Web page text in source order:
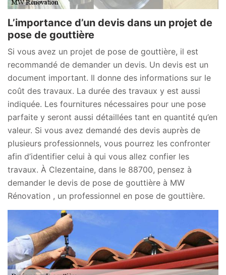
L’importance d’un devis dans un projet de
pose de gouttière
Si vous avez un projet de pose de gouttière, il est
recommandé de demander un devis. Un devis est un
document important. Il donne des informations sur le
coût des travaux. La durée des travaux y est aussi
indiquée. Les fournitures nécessaires pour une pose
parfaite y seront aussi détaillées tant en quantité qu’en
valeur. Si vous avez demandé des devis auprès de
plusieurs professionnels, vous pourrez les confronter
afin d’identifier celui à qui vous allez confier les
travaux. À Clezentaine, dans le 88700, pensez à
demander le devis de pose de gouttière à MW
Rénovation , un professionnel en pose de gouttière.